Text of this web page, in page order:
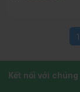
1
Kết nối với